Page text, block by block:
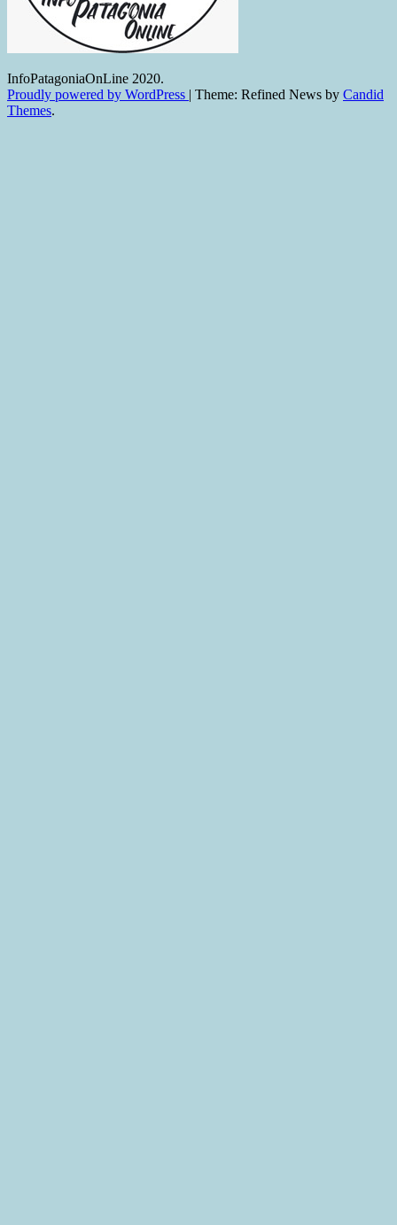
InfoPatagoniaOnLine 2020.
Proudly powered by WordPress | Theme: Refined News by Candid
Themes.